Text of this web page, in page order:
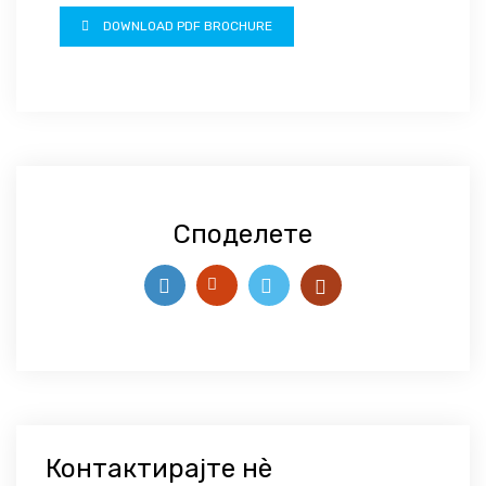
DOWNLOAD PDF BROCHURE
Споделете
Контактирајте нѐ